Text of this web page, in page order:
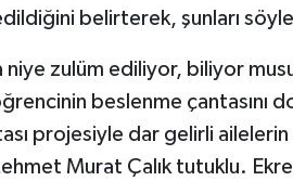
belirterek, şunları
niye zulüm ediliyor, biliyor
beslenme çantasını
projesiyle dar gelirli ailelerin
Murat Çalık tutuklu.